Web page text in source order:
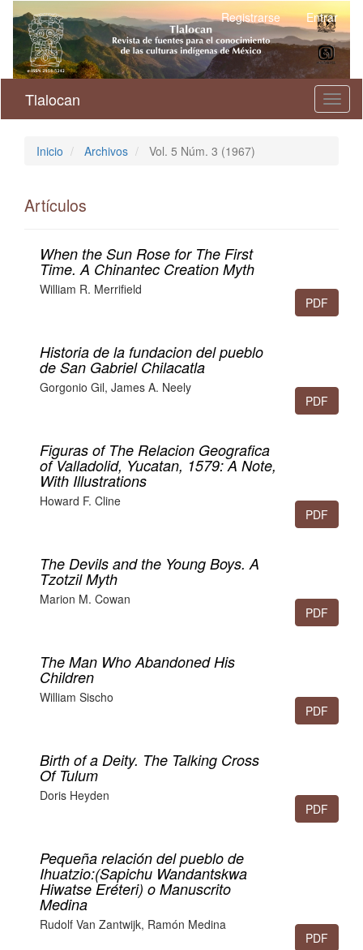
principal
Contenido
principal
Barra
Registrarse Entrar
Tlalocan
Inicio Archivos Vol. 5 Núm. 3 (1967)
Artículos
When the Sun Rose for The First
Time. A Chinantec Creation Myth
William R. Merrifield
193-288
PDF
Historia de la fundacion del pueblo
de San Gabriel Chilacatla
Gorgonio Gil, James A. Neely
198-219
PDF
Figuras of The Relacion Geografica
of Valladolid, Yucatan, 1579: A Note,
With Illustrations
Howard F. Cline
220-221
PDF
The Devils and the Young Boys. A
Tzotzil Myth
Marion M. Cowan
222-226
PDF
The Man Who Abandoned His
Children
William Sischo
227-234
PDF
Birth of a Deity. The Talking Cross
Of Tulum
Doris Heyden
235-242
PDF
Pequeña relación del pueblo de
Ihuatzio:(Sapichu Wandantskwa
Hiwatse Eréteri) o Manuscrito
Medina
Rudolf Van Zantwijk, Ramón Medina
243-264
PDF